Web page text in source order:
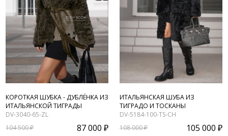
КОРОТКАЯ ШУБКА - ДУБЛЁНКА ИЗ
ИТАЛЬЯНСКОЙ ТИГРАДЫ
DV-3040-65-ZL
104 500 ₽
87 000 ₽
ИТАЛЬЯНСКАЯ ШУБА ИЗ
ТИГРАДО И ТОСКАНЫ
DV-5184-100-TS-CH
108 000 ₽
105 000 ₽